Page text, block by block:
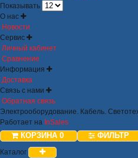
Показывать
О нас
Новости
Сервис
Личный кабинет
Сравнение
Информация
Доставка
Связь с нами
Обратная связь
Электрооборудование. Кабель.
Работает на InSales
КОРЗИНА 0 ФИЛЬТР
Каталог